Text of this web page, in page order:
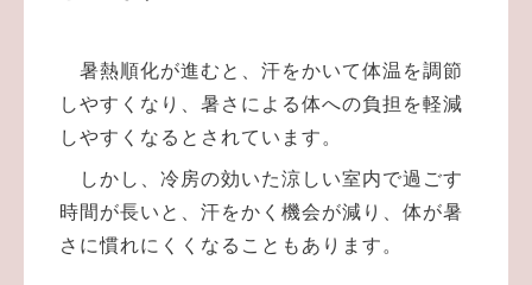
暑熱順化が進むと、汗をかいて体温を調節
しやすくなり、暑さによる体への負担を軽減
しやすくなるとされています。
しかし、冷房の効いた涼しい室内で過ごす
時間が長いと、汗をかく機会が減り、体が暑
さに慣れにくくなることもあります。